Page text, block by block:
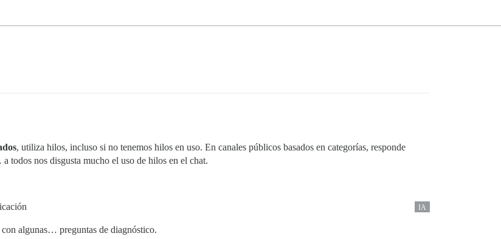
, utiliza hilos, incluso si no tenemos hilos en uso. En canales públicos basados en categorías, responde
todos nos disgusta mucho el uso de hilos en el chat.
IA
algunas… preguntas de diagnóstico.